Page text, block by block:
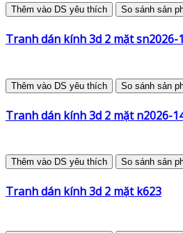
Thêm vào DS yêu thích So sánh sản
Tranh dán kính 3d 2 mặt sn2026-
Thêm vào DS yêu thích So sánh sản
Tranh dán kính 3d 2 mặt n2026-
Thêm vào DS yêu thích So sánh sản
Tranh dán kính 3d 2 mặt k623